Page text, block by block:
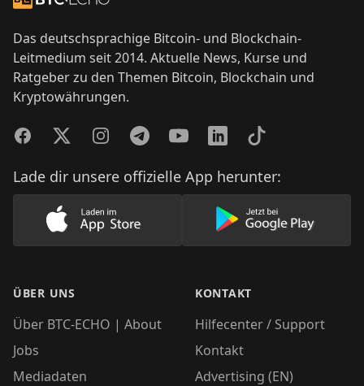
Das deutschsprachige Bitcoin- und Blockchain-
Leitmedium seit 2014. Aktuelle News, Kurse und
Ratgeber zu den Themen Bitcoin, Blockchain und
Kryptowährungen.
FacebookTwitterInstagramTelegramYouTubeLinkedInTikTok
Lade dir unsere offizielle App herunter:
Lade unsere App im AppStore herunter
Lade unsere
ÜBER UNS
Über BTC-ECHO | About
Jobs
Mediadaten
KONTAKT
Hilfecenter / Support
Kontakt
Advertising (EN)